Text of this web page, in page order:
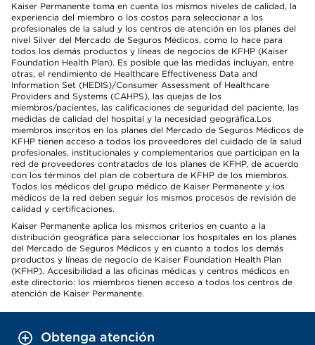
Kaiser Permanente toma en cuenta los mismos niveles de calidad, la
experiencia del miembro o los costos para seleccionar a los
profesionales de la salud y los centros de atención en los planes del
nivel Silver del Mercado de Seguros Médicos, como lo hace para
todos los demás productos y líneas de negocios de KFHP (Kaiser
Foundation Health Plan). Es posible que las medidas incluyan, entre
otras, el rendimiento de Healthcare Effectiveness Data and
Information Set (HEDIS)/Consumer Assessment of Healthcare
Providers and Systems (CAHPS), las quejas de los
miembros/pacientes, las calificaciones de seguridad del paciente, las
medidas de calidad del hospital y la necesidad geográfica.Los
miembros inscritos en los planes del Mercado de Seguros Médicos de
KFHP tienen acceso a todos los proveedores del cuidado de la salud
profesionales, institucionales y complementarios que participan en la
red de proveedores contratados de los planes de KFHP, de acuerdo
con los términos del plan de cobertura de KFHP de los miembros.
Todos los médicos del grupo médico de Kaiser Permanente y los
médicos de la red deben seguir los mismos procesos de revisión de
calidad y certificaciones.
Kaiser Permanente aplica los mismos criterios en cuanto a la
distribución geográfica para seleccionar los hospitales en los planes
del Mercado de Seguros Médicos y en cuanto a todos los demás
productos y líneas de negocio de Kaiser Foundation Health Plan
(KFHP). Accesibilidad a las oficinas médicas y centros médicos en
este directorio: los miembros tienen acceso a todos los centros de
atención de Kaiser Permanente.
Obtenga atención